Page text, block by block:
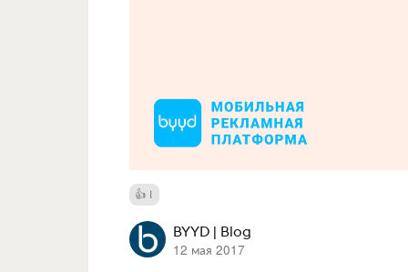
1
BYYD | Blog
12 мая 2017